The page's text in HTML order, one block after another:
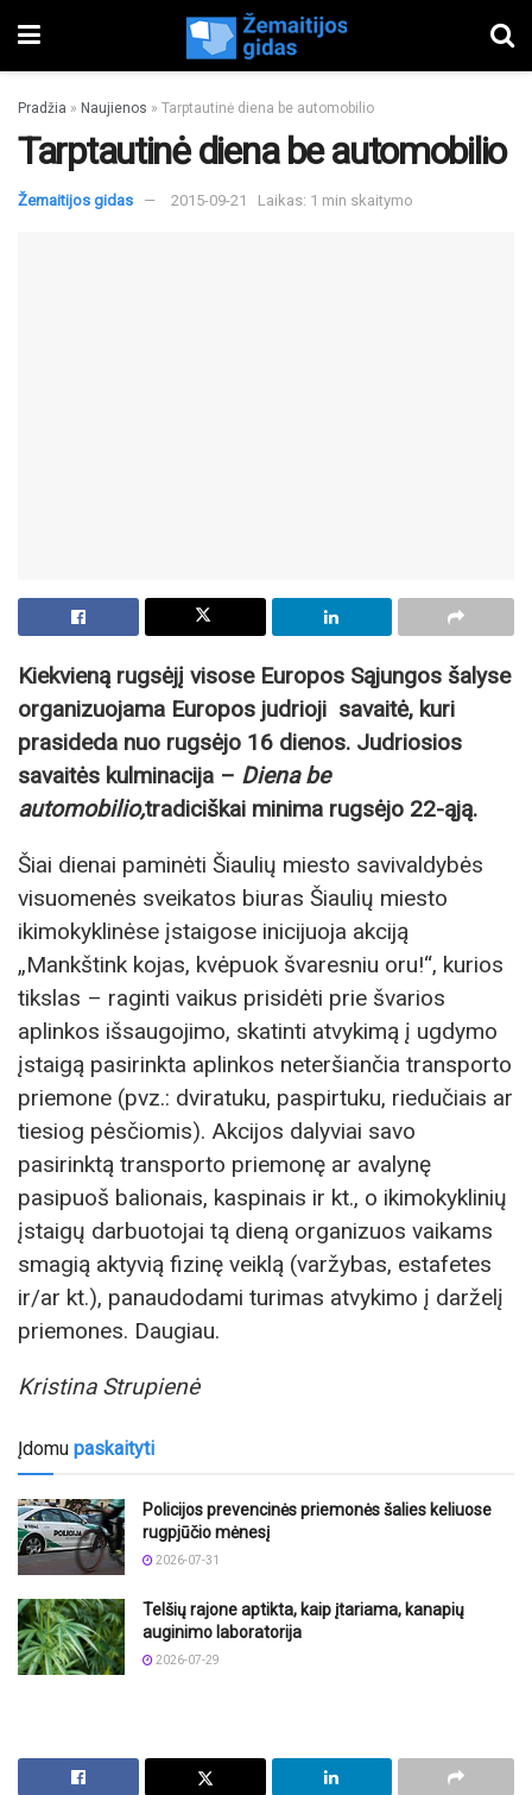
Pradžia » Naujienos » Tarptautinė diena be automobilio
Tarptautinė diena be automobilio
Žemaitijos gidas 2015-09-21 Laikas: 1 min skaitymo
Kiekvieną rugsėjį visose Europos Sąjungos šalyse
organizuojama Europos judrioji savaitė, kuri
prasideda nuo rugsėjo 16 dienos. Judriosios
savaitės kulminacija – Diena be
automobilio,tradiciškai minima rugsėjo 22-ąją.
Šiai dienai paminėti Šiaulių miesto savivaldybės
visuomenės sveikatos biuras Šiaulių miesto
ikimokyklinėse įstaigose inicijuoja akciją
„Mankštink kojas, kvėpuok švaresniu oru!“, kurios
tikslas – raginti vaikus prisidėti prie švarios
aplinkos išsaugojimo, skatinti atvykimą į ugdymo
įstaigą pasirinkta aplinkos neteršiančia transporto
priemone (pvz.: dviratuku, paspirtuku, riedučiais ar
tiesiog pėsčiomis). Akcijos dalyviai savo
pasirinktą transporto priemonę ar avalynę
pasipuoš balionais, kaspinais ir kt., o ikimokyklinių
įstaigų darbuotojai tą dieną organizuos vaikams
smagią aktyvią fizinę veiklą (varžybas, estafetes
ir/ar kt.), panaudodami turimas atvykimo į darželį
priemones. Daugiau.
Kristina Strupienė
Įdomu paskaityti
Policijos prevencinės priemonės šalies keliuose
rugpjūčio mėnesį
2026-07-31
Telšių rajone aptikta, kaip įtariama, kanapių
auginimo laboratorija
2026-07-29